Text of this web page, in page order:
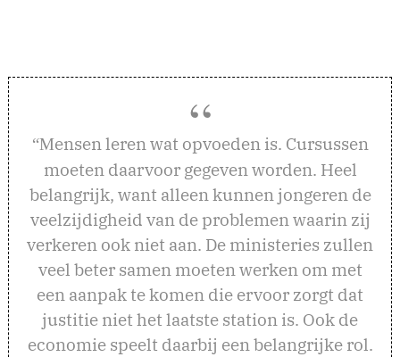
“Mensen leren wat opvoeden is. Cursussen
moeten daarvoor gegeven worden. Heel
belangrijk, want alleen kunnen jongeren de
veelzijdigheid van de problemen waarin zij
verkeren ook niet aan. De ministeries zullen
veel beter samen moeten werken om met
een aanpak te komen die ervoor zorgt dat
justitie niet het laatste station is. Ook de
economie speelt daarbij een belangrijke rol.